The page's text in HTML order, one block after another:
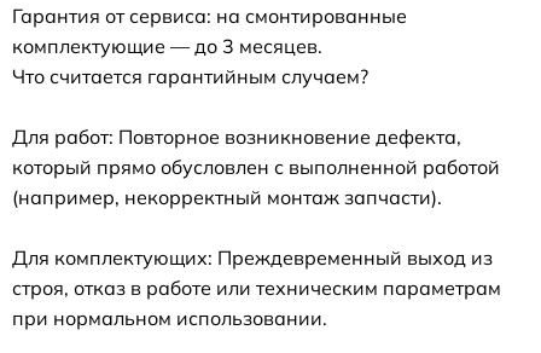
Гарантия от сервиса: на смонтированные
комплектующие — до 3 месяцев.
Что считается гарантийным случаем?
Для работ: Повторное возникновение дефекта,
который прямо обусловлен с выполненной работой
(например, некорректный монтаж запчасти).
Для комплектующих: Преждевременный выход из
строя, отказ в работе или техническим параметрам
при нормальном использовании.